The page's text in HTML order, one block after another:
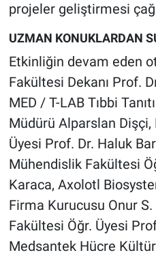
projeler geliştirmesi
UZMAN KONUKLARDAN
Etkinliğin devam eden
Fakültesi Dekanı Prof.
MED / T-LAB Tıbbi
Müdürü Alparslan Dişçi,
Üyesi Prof. Dr. Haluk
Mühendislik Fakültesi
Karaca, Axolotl
Firma Kurucusu Onur S.
Fakültesi Öğr. Üyesi
Medsantek Hücre